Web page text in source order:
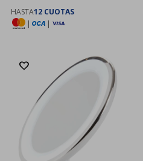
HASTA12 CUOTAS
|
|